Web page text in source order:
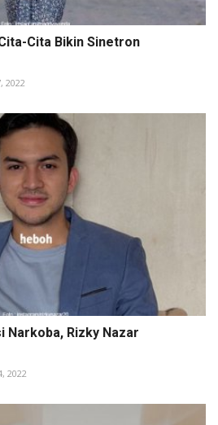
Cita Bikin Sinetron
2022
Narkoba, Rizky Nazar
2022